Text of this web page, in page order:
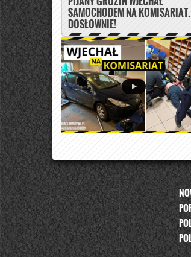
SAMOCHODEM NA KOMISARIAT.
DOSŁOWNIE!